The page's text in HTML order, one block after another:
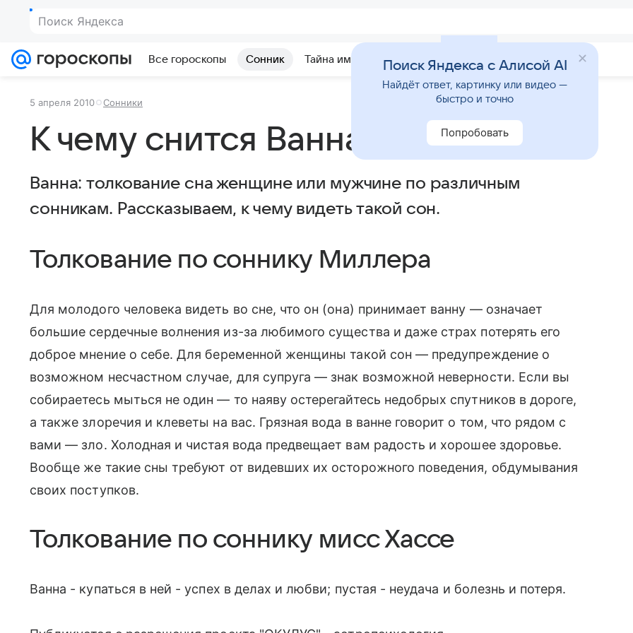
Поиск Яндекса
Все гороскопы Сонник Тайна имени Гадания Приметы
5 апреля 2010 Сонники
К чему снится Ванна
Ванна: толкование сна женщине или мужчине по различным
сонникам. Рассказываем, к чему видеть такой сон.
Толкование по соннику Миллера
Для молодого человека видеть во сне, что он (она) принимает ванну — означает
большие сердечные волнения из-за любимого существа и даже страх потерять его
доброе мнение о себе. Для беременной женщины такой сон — предупреждение о
возможном несчастном случае, для супруга — знак возможной неверности. Если вы
собираетесь мыться не один — то наяву остерегайтесь недобрых спутников в дороге,
а также злоречия и клеветы на вас. Грязная вода в ванне говорит о том, что рядом с
вами — зло. Холодная и чистая вода предвещает вам радость и хорошее здоровье.
Вообще же такие сны требуют от видевших их осторожного поведения, обдумывания
своих поступков.
Толкование по соннику мисс Хассе
Ванна - купаться в ней - успех в делах и любви; пустая - неудача и болезнь и потеря.
Поиск Яндекса с Алисой AI
Найдёт ответ, картинку или видео —
быстро и точно
Попробовать